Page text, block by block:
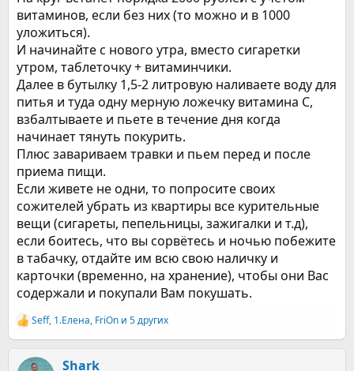
витаминов, если без них (то можно и в 1000
уложиться).
И начинайте с нового утра, вместо сигаретки
утром, таблеточку + витаминчики.
Далее в бутылку 1,5-2 литровую наливаете воду для
питья и туда одну мерную ложечку витамина С,
взбалтываете и пьете в течение дня когда
начинает тянуть покурить.
Плюс завариваем травки и пьем перед и после
приема пищи.
Если живете не одни, то попросите своих
сожителей убрать из квартиры все курительные
вещи (сигареты, пепельницы, зажигалки и т.д),
если боитесь, что вы сорвётесь и ночью побежите
в табачку, отдайте им всю свою наличку и
карточки (временно, на хранение), чтобы они Вас
содержали и покупали Вам покушать.
Р
е
к
Seff, 1.Елена, FriOn и 5 других
Shark